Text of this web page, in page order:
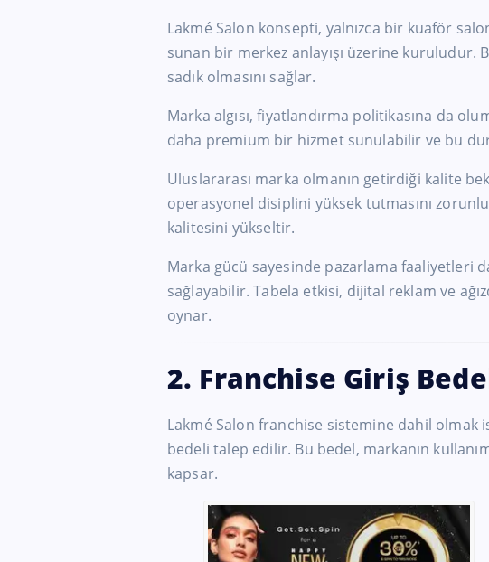
Lakmé Salon konsepti, yalnızca bir kuaför
sunan bir merkez anlayışı üzerine kuruludur.
sadık olmasını sağlar.
Marka algısı, fiyatlandırma politikasına da
daha premium bir hizmet sunulabilir ve bu
Uluslararası marka olmanın getirdiği kalite
operasyonel disiplini yüksek tutmasını
kalitesini yükseltir.
Marka gücü sayesinde pazarlama faaliyetleri
sağlayabilir. Tabela etkisi, dijital reklam ve
oynar.
2. Franchise Giriş
Lakmé Salon franchise sistemine dahil olmak
bedeli talep edilir. Bu bedel, markanın
kapsar.